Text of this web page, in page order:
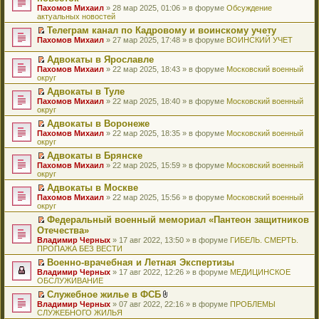
ю
щ
е
н
и
ю
о
о
б
щ
е
н
и
ю
о
м
у
с
о
б
щ
е
н
и
ю
а
н
н
м
у
с
о
о
б
щ
е
н
и
ю
о
ч
и
а
н
н
о
м
у
с
о
о
б
щ
е
н
и
ю
н
е
п
о
и
т
а
н
н
о
м
у
с
о
о
б
щ
е
н
и
ю
в
о
м
у
н
п
р
о
ч
и
т
а
н
н
о
м
у
с
о
о
б
щ
е
н
и
ю
п
е
р
о
м
у
н
е
п
р
о
ч
и
т
а
н
н
о
м
у
с
о
о
б
щ
е
н
и
ю
е
р
е
й
т
к
п
е
р
в
о
м
у
н
е
п
р
о
ч
и
т
а
н
н
о
м
у
с
о
о
б
щ
е
н
и
ю
Пахомов Михаил » 28 мар 2025, 01:06 » в форуме Обсуждение
актуальных новостей
П
р
е
й
т
и
к
п
е
р
в
о
м
у
н
е
п
р
о
ч
и
а
н
н
о
м
у
с
о
о
б
Телеграм канал по Кадровому и воинскому учету
Пахомов Михаил » 27 мар 2025, 17:48 » в форуме ВОИНСКИЙ УЧЕТ
П
е
р
е
й
т
и
к
п
е
р
в
о
м
у
н
е
п
р
о
ч
и
т
а
н
н
о
м
у
с
Адвокаты в Ярославле
Пахомов Михаил » 22 мар 2025, 18:43 » в форуме Московский военный
округ
П
е
р
е
й
т
и
к
п
е
р
в
о
м
у
н
е
п
р
о
ч
и
т
а
н
н
Адвокаты в Туле
Пахомов Михаил » 22 мар 2025, 18:40 » в форуме Московский военный
округ
П
е
р
е
й
т
и
к
п
е
р
в
о
м
у
н
е
п
р
о
ч
и
Адвокаты в Воронеже
Пахомов Михаил » 22 мар 2025, 18:35 » в форуме Московский военный
округ
П
е
р
е
й
т
и
к
п
е
р
в
о
м
у
н
е
п
р
Адвокаты в Брянске
Пахомов Михаил » 22 мар 2025, 15:59 » в форуме Московский военный
округ
П
е
р
е
й
т
и
к
п
е
р
в
о
м
у
Адвокаты в Москве
Пахомов Михаил » 22 мар 2025, 15:56 » в форуме Московский военный
округ
П
е
р
е
й
т
и
к
п
е
р
Федеральный военный мемориал «Пантеон защитников
Отечества»
Владимир Черных » 17 авг 2022, 13:50 » в форуме ГИБЕЛЬ. СМЕРТЬ.
ПРОПАЖА БЕЗ ВЕСТИ
П
е
р
е
й
т
Военно-врачебная и Летная Экспертизы
Владимир Черных » 17 авг 2022, 12:26 » в форуме МЕДИЦИНСКОЕ
ОБСЛУЖИВАНИЕ
П
е
Служебное жилье в ФСБ
В
Владимир Черных » 07 авг 2022, 22:16 » в форуме ПРОБЛЕМЫ
СЛУЖЕБНОГО ЖИЛЬЯ